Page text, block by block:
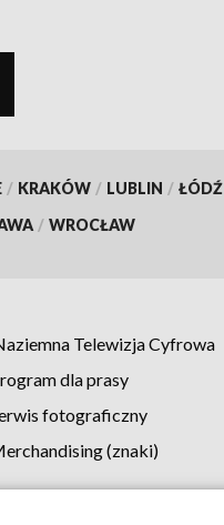
/ KRAKÓW / LUBLIN / ŁÓDŹ
/ WROCŁAW
Telewizja Cyfrowa
dla prasy
fotograficzny
(znaki)